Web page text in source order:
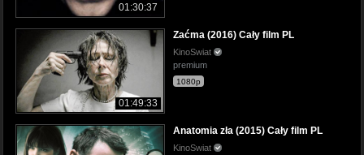
01:30:37
01:49:33
Zaćma (2016) Cały film PL
KinoSwiat
premium
1080p
Anatomia zła (2015) Cały film PL
KinoSwiat